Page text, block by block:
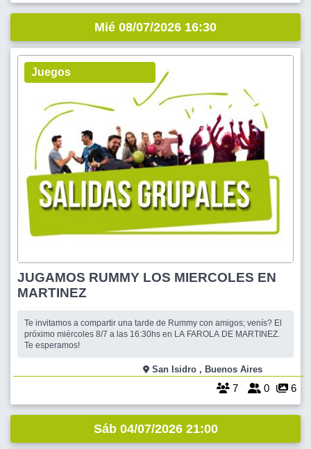
Mié 08/07/2026 16:30
Juegos
JUGAMOS RUMMY LOS MIERCOLES EN
MARTINEZ
Te invitamos a compartir una tarde de Rummy con amigos; venís? El
próximo miércoles 8/7 a las 16:30hs en LA FAROLA DE MARTINEZ.
Te esperamos!
San Isidro , Buenos Aires
7 0 6
Sáb 04/07/2026 21:00